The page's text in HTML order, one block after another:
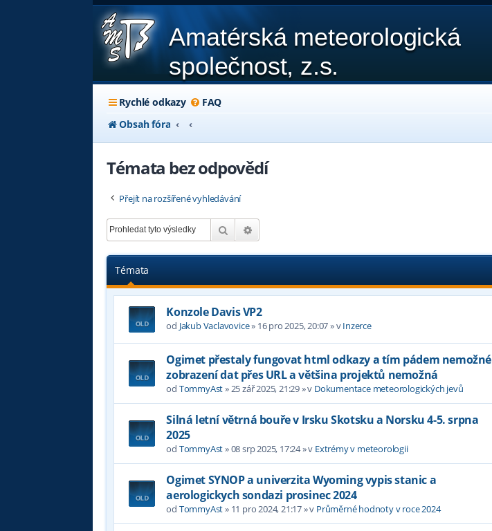
Amatérská meteorologická
společnost, z.s.
Rychlé odkazy FAQ
Obsah fóra
Témata bez odpovědí
Přejít na rozšířené vyhledávání
Hledat
Témata
Konzole Davis VP2
od Jakub Vaclavovice» 16 pro 2025, 20:07» vInzerce
Ogimet přestaly fungovat html odkazy a tím pádem nemožné
zobrazení dat přes URL a většina projektů nemožná
od TommyAst»25 zář 2025, 21:29» v Dokumentace meteorologických jevů
Silná letní větrná bouře v Irsku Skotsku a Norsku 4-5. srpna
2025
od TommyAst»08 srp 2025, 17:24» v Extrémy v meteorologii
Ogimet SYNOP a univerzita Wyoming vypis stanic a
aerologickych sondazi prosinec 2024
od TommyAst» 11 pro 2024, 21:17» v Průměrné hodnoty v roce 2024